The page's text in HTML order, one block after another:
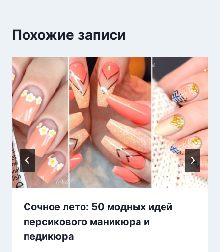
Похожие записи
Сочное лето: 50 модных идей
персикового маникюра и
педикюра